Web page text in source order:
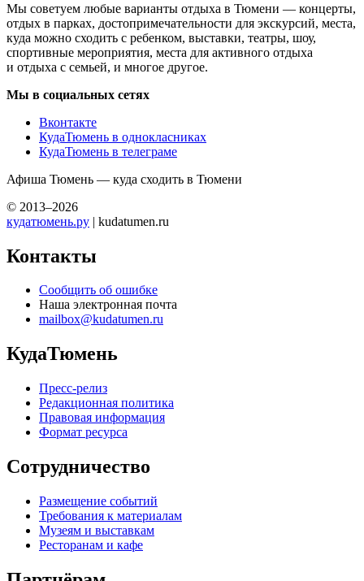
Мы советуем любые варианты отдыха в Тюмени — концерты,
отдых в парках, достопримечательности для экскурсий, места,
куда можно сходить с ребенком, выставки, театры, шоу,
спортивные мероприятия, места для активного отдыха
и отдыха с семьей, и многое другое.
Мы в социальных сетях
Вконтакте
КудаТюмень в однокласниках
КудаТюмень в телеграме
Афиша Тюмень — куда сходить в Тюмени
© 2013–2026
кудатюмень.ру | kudatumen.ru
Контакты
Сообщить об ошибке
Наша электронная почта
mailbox@kudatumen.ru
КудаТюмень
Пресс-релиз
Редакционная политика
Правовая информация
Формат ресурса
Сотрудничество
Размещение событий
Требования к материалам
Музеям и выставкам
Ресторанам и кафе